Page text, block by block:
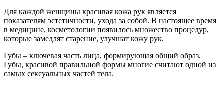
Для каждой женщины красивая кожа рук является
показателям эстетичности, ухода за собой. В настоящее время
в медицине, косметологии появилось множество процедур,
которые замедлят старение, улучшат кожу рук.
Губы – ключевая часть лица, формирующая общий образ.
Губы, красивой правильной формы многие считают одной из
самых сексуальных частей тела.